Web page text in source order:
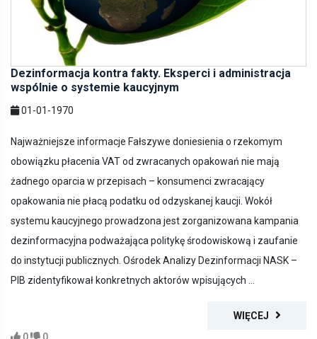
Dezinformacja kontra fakty. Eksperci i administracja
wspólnie o systemie kaucyjnym
01-01-1970
Najważniejsze informacje Fałszywe doniesienia o rzekomym
obowiązku płacenia VAT od zwracanych opakowań nie mają
żadnego oparcia w przepisach – konsumenci zwracający
opakowania nie płacą podatku od odzyskanej kaucji. Wokół
systemu kaucyjnego prowadzona jest zorganizowana kampania
dezinformacyjna podważająca politykę środowiskową i zaufanie
do instytucji publicznych. Ośrodek Analizy Dezinformacji NASK –
PIB zidentyfikował konkretnych aktorów wpisujących ...
WIĘCEJ